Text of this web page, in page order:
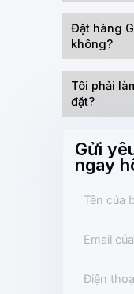
Đặt hàng
không?
Tôi phải
đặt?
Gửi
ngay